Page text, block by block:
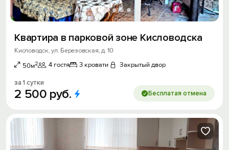
Квартира в парковой зоне Кисловодска
Кисловодск, ул. Березовская, д. 10
50м2 4 гостя 3 кровати Закрытый двор
за 1 сутки
2 500 руб. Бесплатая отмена